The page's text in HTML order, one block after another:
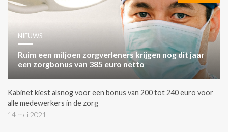
NIEUWS
Ruim een miljoen zorgverleners krijgen nog dit jaar
een zorgbonus van 385 euro netto
Kabinet kiest alsnog voor een bonus van 200 tot 240 euro voor
alle medewerkers in de zorg
14 mei 2021